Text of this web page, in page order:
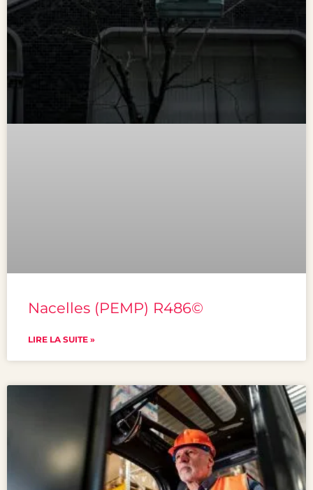
Nacelles (PEMP) R486©
LIRE LA SUITE »